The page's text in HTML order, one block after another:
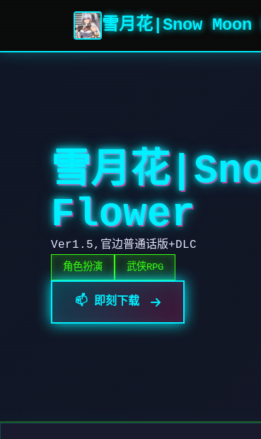
雪月花|Snow
雪月花
Flower
Ver1.5,官边普通话版+DLC
角色扮演 武侠RPG
📫 即刻下载